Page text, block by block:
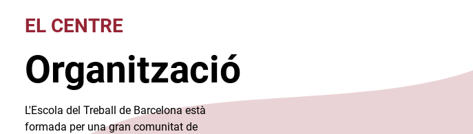
EL CENTRE
Organització
L'Escola del Treball de Barcelona està
formada per una gran comunitat de